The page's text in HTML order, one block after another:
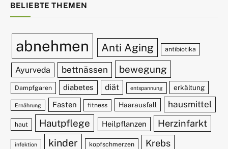
BELIEBTE THEMEN
abnehmen Anti Aging antibiotika
Ayurveda bettnässen bewegung
Dampfgaren diabetes diät entspannung erkältung
Ernährung Fasten fitness Haarausfall hausmittel
haut Hautpflege Heilpflanzen Herzinfarkt
infektion kinder kopfschmerzen Krebs